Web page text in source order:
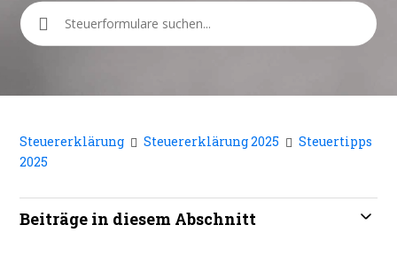
Suche
Steuererklärung Steuererklärung 2025
Steuertipps
2025
Beiträge in diesem Abschnitt